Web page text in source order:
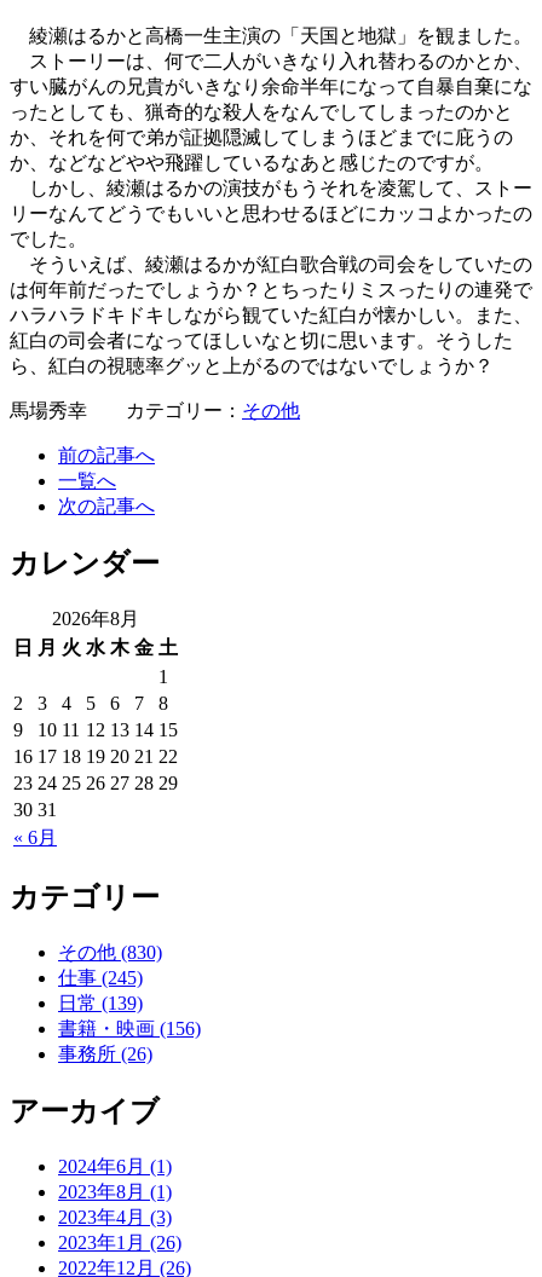
綾瀬はるかと高橋一生主演の「天国と地獄」を観ました。
ストーリーは、何で二人がいきなり入れ替わるのかとか、
すい臓がんの兄貴がいきなり余命半年になって自暴自棄にな
ったとしても、猟奇的な殺人をなんでしてしまったのかと
か、それを何で弟が証拠隠滅してしまうほどまでに庇うの
か、などなどやや飛躍しているなあと感じたのですが。
しかし、綾瀬はるかの演技がもうそれを凌駕して、ストー
リーなんてどうでもいいと思わせるほどにカッコよかったの
でした。
そういえば、綾瀬はるかが紅白歌合戦の司会をしていたの
は何年前だったでしょうか？とちったりミスったりの連発で
ハラハラドキドキしながら観ていた紅白が懐かしい。また、
紅白の司会者になってほしいなと切に思います。そうした
ら、紅白の視聴率グッと上がるのではないでしょうか？
馬場秀幸 カテゴリー： その他
前の記事へ
一覧へ
次の記事へ
カレンダー
2026年8月
日
月 火 水 木 金 土
« 6月
1
2
3 4 5 6 7
8
9
10 11 12 13 14 15
16 17 18 19 20 21 22
23 24 25 26 27 28 29
30 31
カテゴリー
その他 (830)
仕事 (245)
日常 (139)
書籍・映画 (156)
事務所 (26)
アーカイブ
2024年6月 (1)
2023年8月 (1)
2023年4月 (3)
2023年1月 (26)
2022年12月 (26)